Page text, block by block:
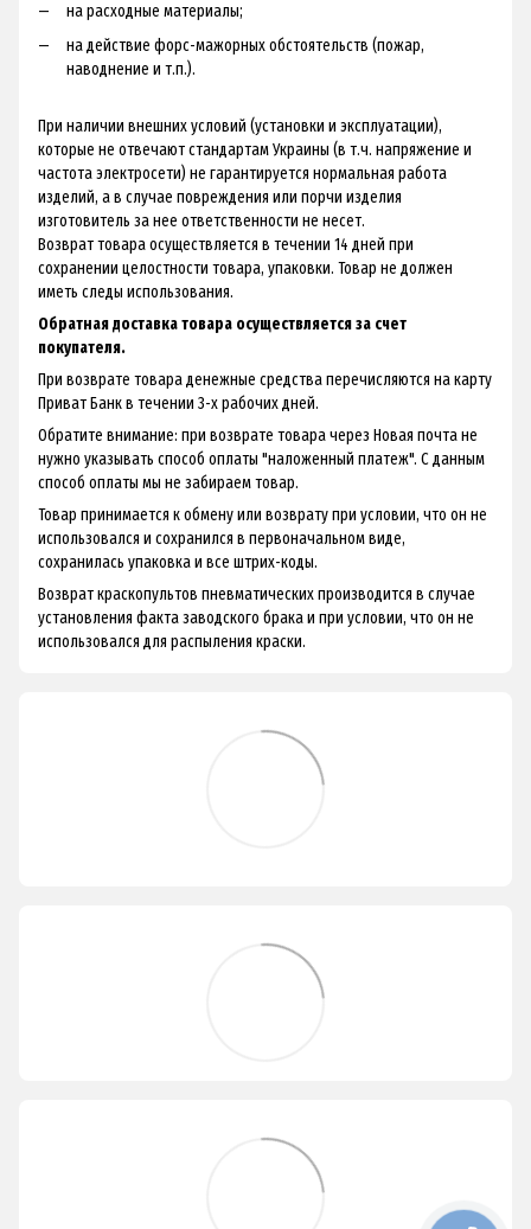
на расходные материалы;
на действие форс-мажорных обстоятельств (пожар,
наводнение и т.п.).
При наличии внешних условий (установки и эксплуатации),
которые не отвечают стандартам Украины (в т.ч. напряжение и
частота электросети) не гарантируется нормальная работа
изделий, а в случае повреждения или порчи изделия
изготовитель за нее ответственности не несет.
Возврат товара осуществляется в течении 14 дней при
сохранении целостности товара, упаковки. Товар не должен
иметь следы использования.
Обратная доставка товара осуществляется за счет
покупателя.
При возврате товара денежные средства перечисляются на карту
Приват Банк в течении 3-х рабочих дней.
Обратите внимание: при возврате товара через Новая почта не
нужно указывать способ оплаты "наложенный платеж". С данным
способ оплаты мы не забираем товар.
Товар принимается к обмену или возврату при условии, что он не
использовался и сохранился в первоначальном виде,
сохранилась упаковка и все штрих-коды.
Возврат краскопультов пневматических производится в случае
установления факта заводского брака и при условии, что он не
использовался для распыления краски.